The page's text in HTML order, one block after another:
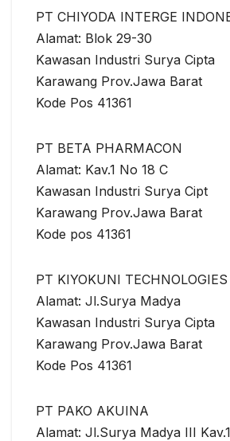
PT CHIYODA INTERGE
Alamat: Blok 29-30
Kawasan Industri Surya Cipta
Karawang Prov.Jawa Barat
Kode Pos 41361
PT BETA PHARMACON
Alamat: Kav.1 No 18 C
Kawasan Industri Surya Cipt
Karawang Prov.Jawa Barat
Kode pos 41361
PT KIYOKUNI TECHNOLOGIES
Alamat: Jl.Surya Madya
Kawasan Industri Surya Cipta
Karawang Prov.Jawa Barat
Kode Pos 41361
PT PAKO AKUINA
Alamat: Jl.Surya Madya III